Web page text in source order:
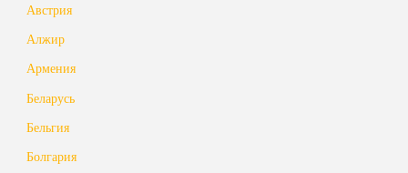
Австрия
Алжир
Армения
Беларусь
Бельгия
Болгария